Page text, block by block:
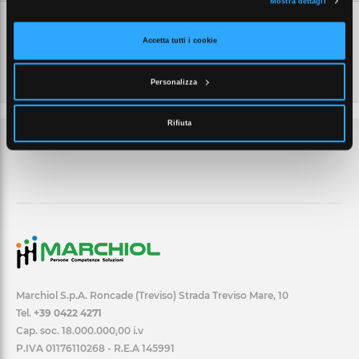
Accetta tutti i cookie
Personalizza
Rifiuta
Marchiol S.p.A. Roncade (Treviso) Strada Treviso Mare, 10
Tel. +39 0422 4271
Cap. soc. 18.000.000,00 i.v
P.IVA 01176110268 - R.E.A 145991